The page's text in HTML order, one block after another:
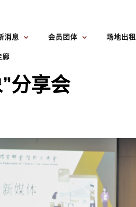
消息 会员团体 场地出租
廊
分享会